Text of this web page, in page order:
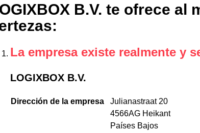
B.V. te ofrece al
:
La empresa existe realmente y
LOGIXBOX B.V.
Dirección de la empresa
Julianastraat 20
4566AG Heikant
Países Bajos